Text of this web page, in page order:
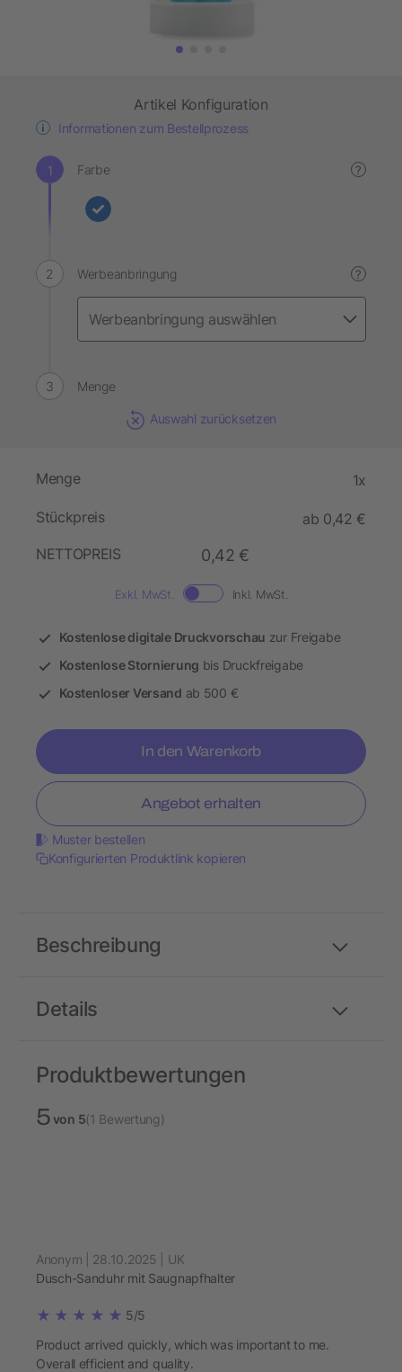
Artikel Konfiguration
Informationen zum Bestellprozess
Farbe ?
Werbeanbringung ?
Menge
Auswahl zurücksetzen
Menge 1x
Stückpreis
ab 0,42 €
NETTOPREIS
0,42 €
Exkl. MwSt. Inkl. MwSt.
Kostenlose digitale Druckvorschau zur Freigabe
Kostenlose Stornierung bis Druckfreigabe
Kostenloser Versand ab 500 €
In den Warenkorb
Angebot erhalten
Muster bestellen
Konfigurierten Produktlink kopieren
Details
Beschreibung
Produktbewertungen
5von 5(1 Bewertung)
Anonym | 28.10.2025 | UK
Dusch-Sanduhr mit Saugnapfhalter
5/5
Product arrived quickly, which was important to me.
Overall efficient and quality.